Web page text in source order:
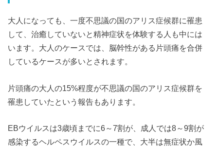
大人になっても、一度不思議の国のアリス症候群に罹患
して、治癒していないと精神症状を体験する人も中には
います。大人のケースでは、脳幹性がある片頭痛を合併
しているケースが多いとされます。
片頭痛の大人の15%程度が不思議の国のアリス症候群を
罹患していたという報告もあります。
EBウイルスは3歳頃までに6～7割が、成人では8～9割が
感染するヘルペスウイルスの一種で、大半は無症状か風